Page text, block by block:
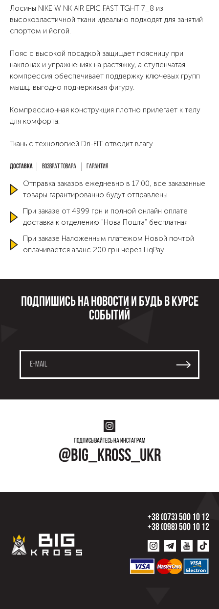
Лосины NIKE W NK AIR EPIC FAST TGHT 7_8 из
высокоэластичной ткани идеально подходят для занятий
спортом и йогой.
Пояс с высокой посадкой защищает поясницу при
наклонах и упражнениях на растяжку, а ступенчатая
компрессия обеспечивает поддержку ключевых групп
мышц, выгодно подчеркивая фигуру.
Компрессионная конструкция плотно прилегает к телу
для комфорта.
Ткань с технологией Dri-FIT отводит влагу.
Возврат товара Гарантия
Отправка заказов ежедневно в 17:00, все заказанные
товары гарантированно будут отправлены
При заказе от 4999 грн и полной онлайн оплате
доставка к отделению "Нова Пошта" бесплатная
При заказе Наложенным платежом Новой почтой
оплачивается аванс 200 грн через LiqPay
Подпишись на новости и будь в курсе
событий
Подписывайтесь на инстаграм
@big_kross_ukr
+38 (073) 500 10 12
+38 (098) 500 10 12